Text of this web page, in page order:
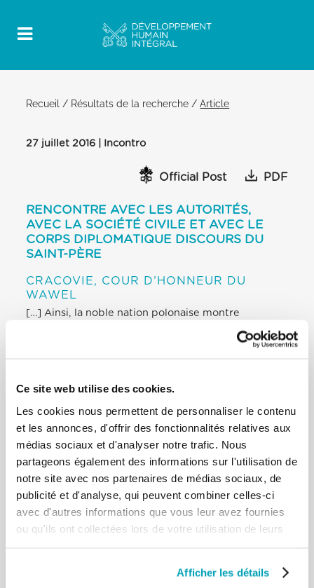
Ce site web utilise des cookies.
Les cookies nous permettent de personnaliser le contenu
et les annonces, d'offrir des fonctionnalités relatives aux
médias sociaux et d'analyser notre trafic. Nous
partageons également des informations sur l'utilisation de
notre site avec nos partenaires de médias sociaux, de
publicité et d'analyse, qui peuvent combiner celles-ci
avec d'autres informations que vous leur avez fournies
ou qu'ils ont collectées lors de votre utilisation de leurs
Afficher les détails
Recueil / Résultats de la recherche /Article
27 juillet 2016 | Incontro
Official Post PDF
RENCONTRE AVEC LES AUTORITÉS,
AVEC LA SOCIÉTÉ CIVILE ET AVEC LE
CORPS DIPLOMATIQUE DISCOURS DU
SAINT-PÈRE
CRACOVIE, COUR D’HONNEUR DU
WAWEL
[…] Ainsi, la noble nation polonaise montre
mémoire bonne et laisser tomber la mauvaise. Pour
destin des peuples, ouvre les portes
et crée de nouveaux scenarios là
où cela semblait impossible. Les vicissitudes
historiques de la Pologne en
témoignent vraiment : après les tempêtes et les
obscurités, votre peuple, rétabli
dans sa dignité a pu chanter, comme les Hébreux
de retour de Babylone : « Nous
étions comme en rêve. […] notre bouche était
pleine de rires, nous poussions des
objectifs atteints donnent force et sérénité pour